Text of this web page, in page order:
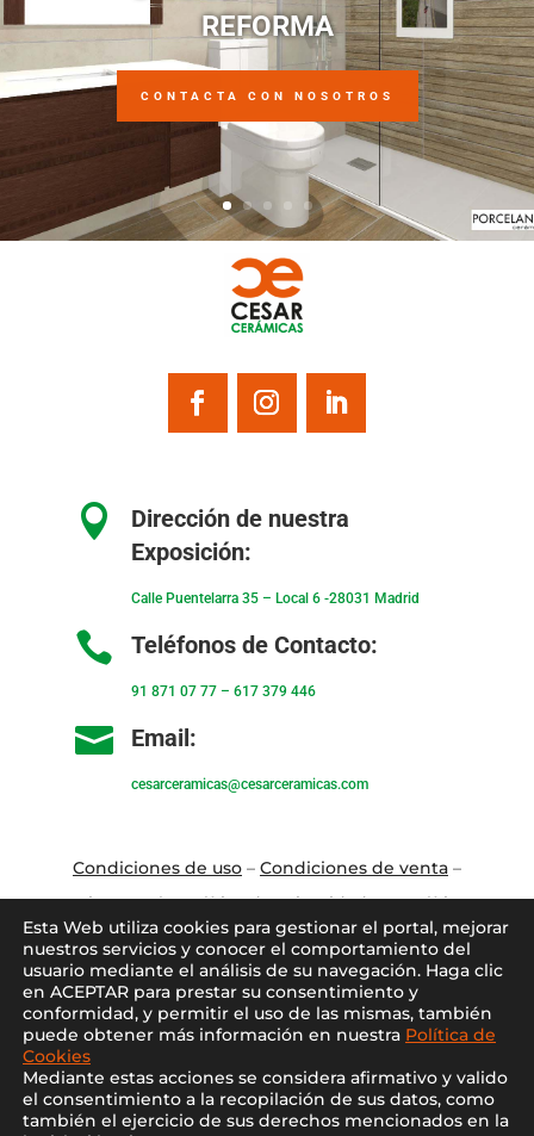
REFORMA
CONTACTA CON NOSOTROS

Dirección de nuestra
Exposición:
Calle Puentelarra 35 – Local 6 -28031 Madrid
 Teléfonos de Contacto:
91 871 07 77– 617 379 446
 Email:
cesarceramicas@cesarceramicas.com
Condiciones de uso– Condiciones de venta–
Aviso Legal–Política de privacidad –Política
de cookies
Blog–Contacto–Conócenos –Mi Cuenta
Esta Web utiliza cookies para gestionar el portal, mejorar
nuestros servicios y conocer el comportamiento del
usuario mediante el análisis de su navegación. Haga clic
en ACEPTAR para prestar su consentimiento y
conformidad, y permitir el uso de las mismas, también
puede obtener más información en nuestra Política de
Cookies
Mediante estas acciones se considera afirmativo y valido
el consentimiento a la recopilación de sus datos, como
también el ejercicio de sus derechos mencionados en la